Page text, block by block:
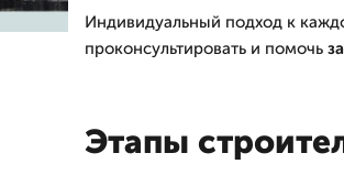
Индивидуальный подход к
проконсультировать и помочь
Этапы